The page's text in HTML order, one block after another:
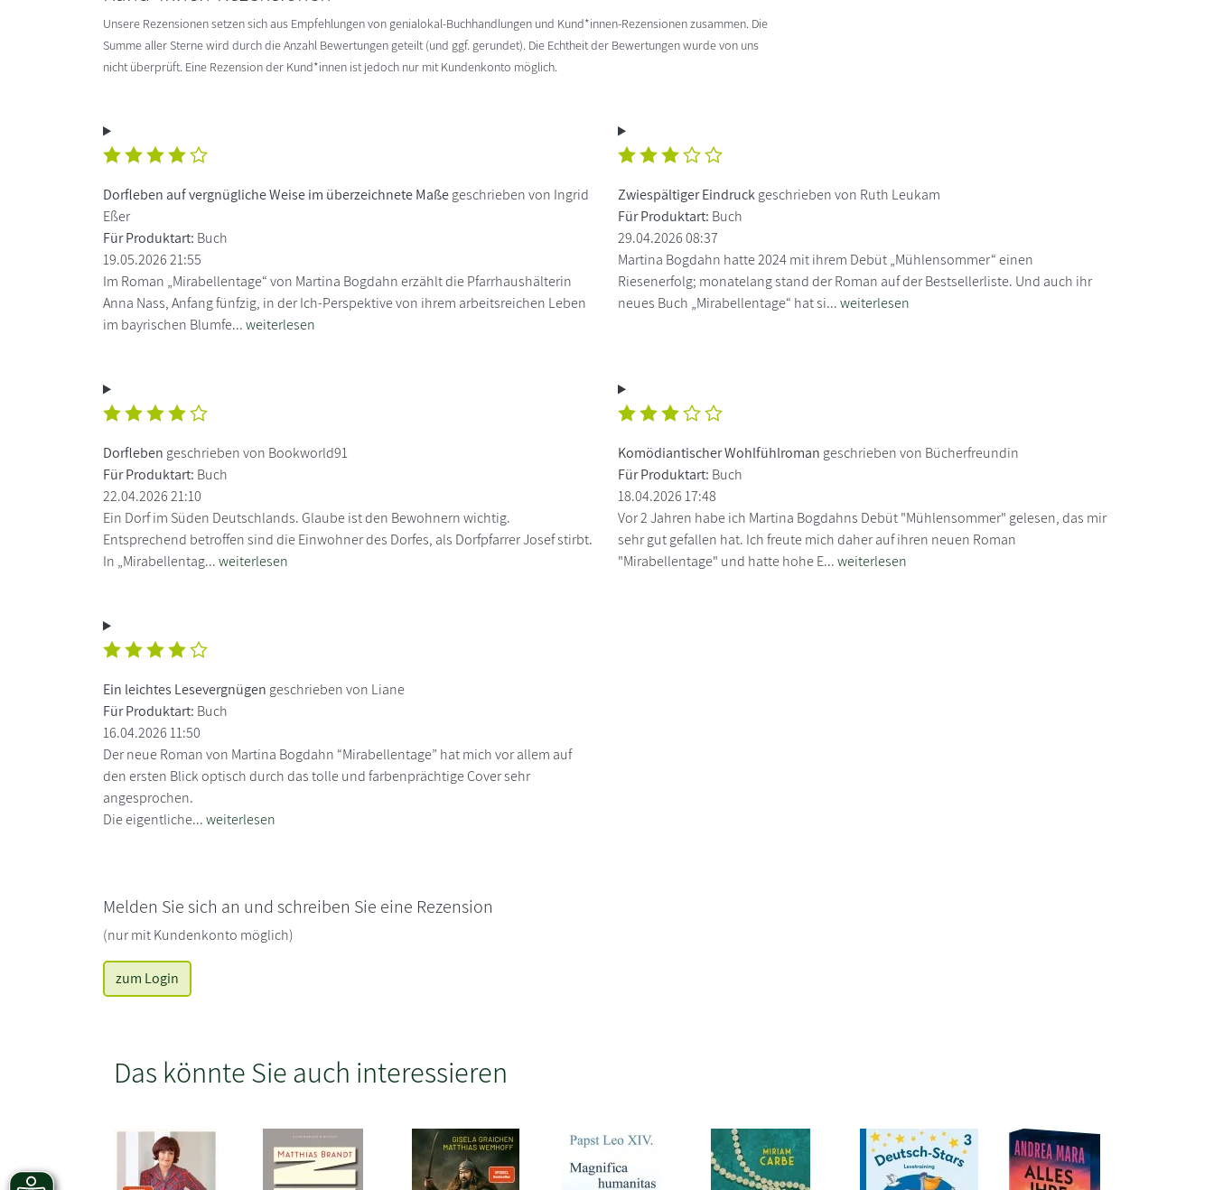
Unsere Rezensionen setzen sich aus Empfehlungen von genialokal-Buchhandlungen und Kund*innen-Rezensionen zusammen. Die
Summe aller Sterne wird durch die Anzahl Bewertungen geteilt (und ggf. gerundet). Die Echtheit der Bewertungen wurde von uns
nicht überprüft. Eine Rezension der Kund*innen ist jedoch nur mit Kundenkonto möglich.
Dorfleben auf vergnügliche Weise im überzeichnete Maßegeschrieben von Ingrid
Eßer
Für Produktart: Buch
19.05.2026 21:55
Im Roman „Mirabellentage“ von Martina Bogdahn erzählt die Pfarrhaushälterin
Anna Nass, Anfang fünfzig, in der Ich-Perspektive von ihrem arbeitsreichen Leben
im bayrischen Blumfe...weiterlesen
Zwiespältiger Eindruckgeschrieben von Ruth Leukam
Für Produktart: Buch
29.04.2026 08:37
Martina Bogdahn hatte 2024 mit ihrem Debüt „Mühlensommer“ einen
Riesenerfolg; monatelang stand der Roman auf der Bestsellerliste. Und auch ihr
neues Buch „Mirabellentage“ hat si...weiterlesen
Dorfleben geschrieben von Bookworld91
Für Produktart: Buch
22.04.2026 21:10
Ein Dorf im Süden Deutschlands. Glaube ist den Bewohnern wichtig.
Entsprechend betroffen sind die Einwohner des Dorfes, als Dorfpfarrer Josef stirbt.
In „Mirabellentag...weiterlesen
Komödiantischer Wohlfühlroman geschrieben von Bücherfreundin
Für Produktart: Buch
18.04.2026 17:48
Vor 2 Jahren habe ich Martina Bogdahns Debüt "Mühlensommer" gelesen, das mir
sehr gut gefallen hat. Ich freute mich daher auf ihren neuen Roman
"Mirabellentage" und hatte hohe E...weiterlesen
Ein leichtes Lesevergnügen geschrieben von Liane
Für Produktart: Buch
16.04.2026 11:50
Der neue Roman von Martina Bogdahn “Mirabellentage” hat mich vor allem auf
den ersten Blick optisch durch das tolle und farbenprächtige Cover sehr
angesprochen.
Die eigentliche...weiterlesen
Melden Sie sich an und schreiben Sie eine Rezension
(nur mit Kundenkonto möglich)
zum Login
Das könnte Sie auch interessieren